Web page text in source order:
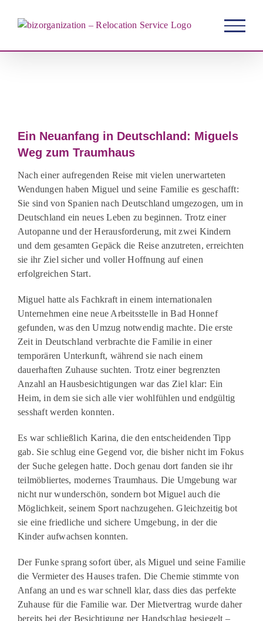
Inhalt
grösseres
Ein Neuanfang in Deutschland: Miguels
Weg zum Traumhaus
Nach einer aufregenden Reise mit vielen unerwarteten
Wendungen haben Miguel und seine Familie es geschafft:
Sie sind von Spanien nach Deutschland umgezogen, um in
Deutschland ein neues Leben zu beginnen. Trotz einer
Autopanne und der Herausforderung, mit zwei Kindern
und dem gesamten Gepäck die Reise anzutreten, erreichten
sie ihr Ziel sicher und voller Hoffnung auf einen
erfolgreichen Start.
Miguel hatte als Fachkraft in einem internationalen
Unternehmen eine neue Arbeitsstelle in Bad Honnef
gefunden, was den Umzug notwendig machte. Die erste
Zeit in Deutschland verbrachte die Familie in einer
temporären Unterkunft, während sie nach einem
dauerhaften Zuhause suchten. Trotz einer begrenzten
Anzahl an Hausbesichtigungen war das Ziel klar: Ein
Heim, in dem sie sich alle vier wohlfühlen und endgültig
sesshaft werden konnten.
Es war schließlich Karina, die den entscheidenden Tipp
gab. Sie schlug eine Gegend vor, die bisher nicht im Fokus
der Suche gelegen hatte. Doch genau dort fanden sie ihr
teilmöbliertes, modernes Traumhaus. Die Umgebung war
nicht nur wunderschön, sondern bot Miguel auch die
Möglichkeit, seinem Sport nachzugehen. Gleichzeitig bot
sie eine friedliche und sichere Umgebung, in der die
Kinder aufwachsen konnten.
Der Funke sprang sofort über, als Miguel und seine Familie
die Vermieter des Hauses trafen. Die Chemie stimmte von
Anfang an und es war schnell klar, dass dies das perfekte
Zuhause für die Familie war. Der Mietvertrag wurde daher
bereits bei der Besichtigung per Handschlag besiegelt –